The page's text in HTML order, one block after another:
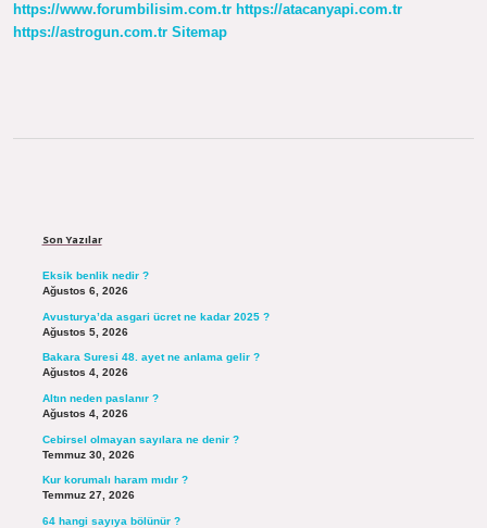
https://www.forumbilisim.com.tr https://atacanyapi.com.tr
https://astrogun.com.tr Sitemap
Son Yazılar
Eksik benlik nedir ?
Ağustos 6, 2026
Avusturya’da asgari ücret ne kadar 2025 ?
Ağustos 5, 2026
Bakara Suresi 48. ayet ne anlama gelir ?
Ağustos 4, 2026
Altın neden paslanır ?
Ağustos 4, 2026
Cebirsel olmayan sayılara ne denir ?
Temmuz 30, 2026
Kur korumalı haram mıdır ?
Temmuz 27, 2026
64 hangi sayıya bölünür ?